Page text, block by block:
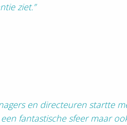
ziet.”
en directeuren startte
fantastische sfeer maar